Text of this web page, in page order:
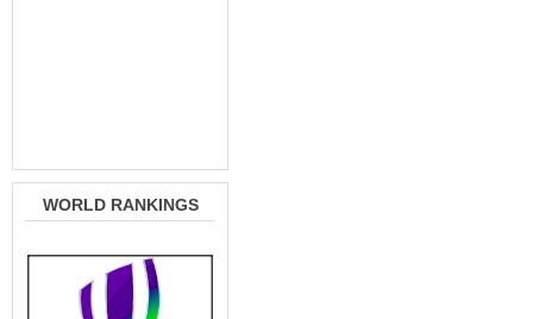
WORLD RANKINGS